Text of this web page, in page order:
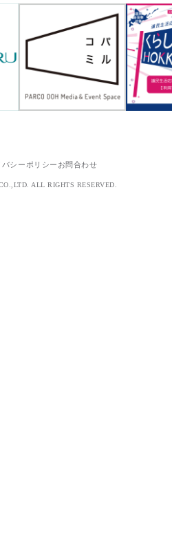
バシーポリシー お問合わせ
ALL RIGHTS RESERVED.